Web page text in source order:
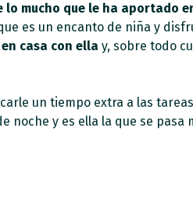
mucho que le ha aportado
es un encanto de niña y
casa con ella y, sobre todo
un tiempo extra a las
noche y es ella la que se pasa